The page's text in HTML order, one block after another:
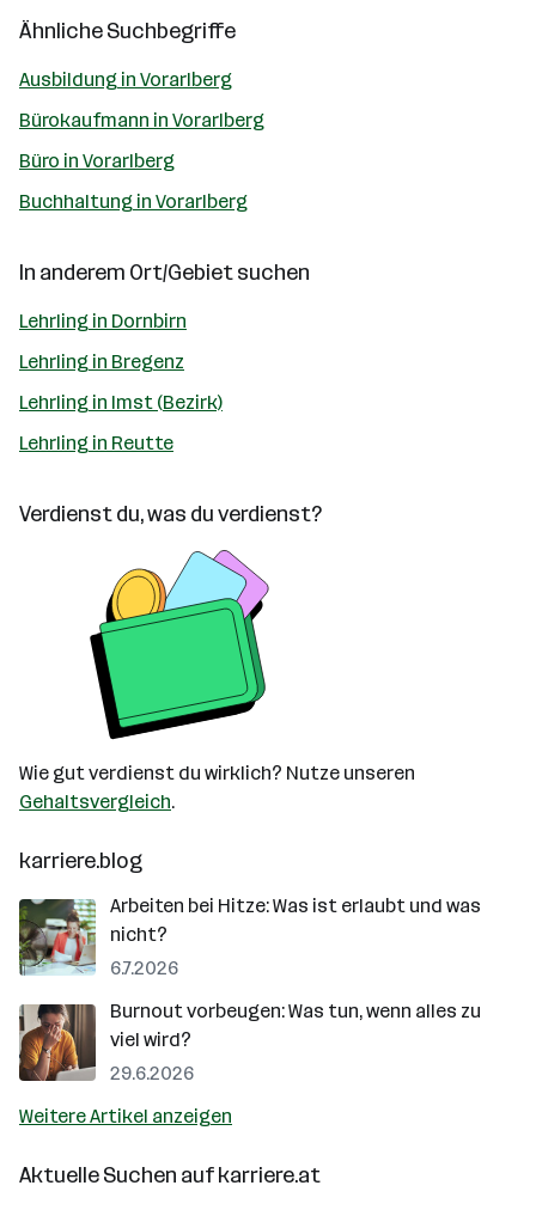
Ähnliche Suchbegriffe
Ausbildung in Vorarlberg
Bürokaufmann in Vorarlberg
Büro in Vorarlberg
Buchhaltung in Vorarlberg
In anderem Ort/Gebiet suchen
Lehrling in Dornbirn
Lehrling in Bregenz
Lehrling in Imst (Bezirk)
Lehrling in Reutte
Verdienst du, was du verdienst?
Wie gut verdienst du wirklich? Nutze unseren
Gehaltsvergleich.
karriere.blog
Arbeiten bei Hitze: Was ist erlaubt und was
nicht?
6.7.2026
Burnout vorbeugen: Was tun, wenn alles zu
viel wird?
29.6.2026
Weitere Artikel anzeigen
Aktuelle Suchen aufkarriere.at